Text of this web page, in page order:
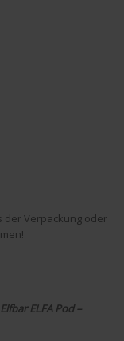
der Verpackung oder
ELFA Pod –